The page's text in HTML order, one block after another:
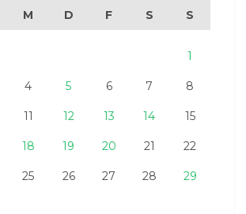
M D F S S
1
4 5 6 7 8
11 12 13 14 15
18 19 20 21 22
25 26 27 28 29